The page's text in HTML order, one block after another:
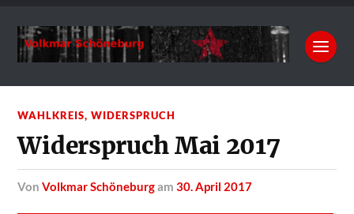
WAHLKREIS,WIDERSPRUCH
Widerspruch Mai 2017
vonVolkmar Schöneburgam30. April 2017